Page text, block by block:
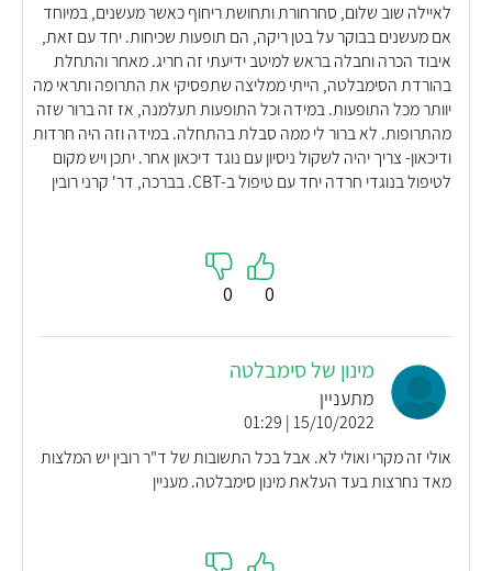
לאיילה שוב שלום, סחרחורת ותחושת ריחוף כאשר מעשנים, במיוחד
אם מעשנים בבוקר על בטן ריקה, הם תופעות שכיחות. יחד עם זאת,
איבוד הכרה וחבלה בראש למיטב ידיעתי זה חריג. מאחר והתחלת
בהורדת הסימבלטה, הייתי ממליצה שתפסיקי את התרופה ותראי מה
יוותר מכל התופעות. במידה וכל התופעות תעלמנה, אז זה ברור שזה
מהתרופות. לא ברור לי ממה סבלת בהתחלה. במידה וזה היה חרדות
ודיכאון- צריך יהיה לשקול ניסיון עם נוגד דיכאון אחר. יתכן ויש מקום
לטיפול בנוגדי חרדה יחד עם טיפול ב-CBT. בברכה, דר' קרני רובין
0
0
מינון של סימבלטה
מתעניין
15/10/2022 | 01:29
אולי זה מקרי ואולי לא. אבל בכל התשובות של ד"ר רובין יש המלצות
מאד נחרצות בעד העלאת מינון סימבלטה. מעניין